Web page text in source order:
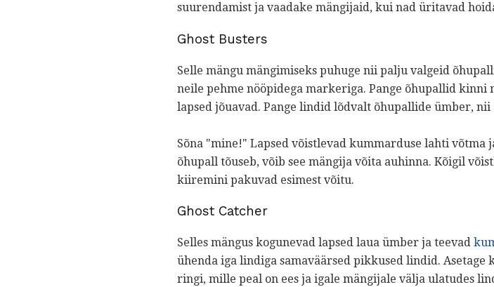
suurendamist ja vaadake mängijaid, kui nad üritavad
Ghost Busters
Selle mängu mängimiseks puhuge nii palju valgeid
neile pehme nööpidega markeriga. Pange õhupallid
lapsed jõuavad. Pange lindid lõdvalt õhupallide ümber,
Sõna "mine!" Lapsed võistlevad kummarduse lahti võtma
õhupall tõuseb, võib see mängija võita auhinna. Kõigil
kiiremini pakuvad esimest võitu.
Ghost Catcher
Selles mängus kogunevad lapsed laua ümber ja teevad
ühenda iga lindiga samaväärsed pikkused lindid.
ringi, mille peal on ees ja igale mängijale välja ulatudes